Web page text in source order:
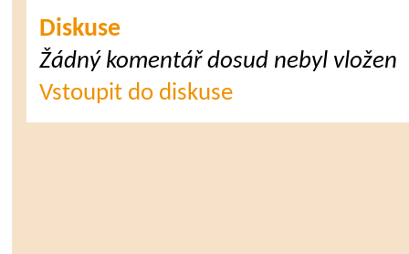
Diskuse
Žádný komentář dosud nebyl vložen
Vstoupit do diskuse